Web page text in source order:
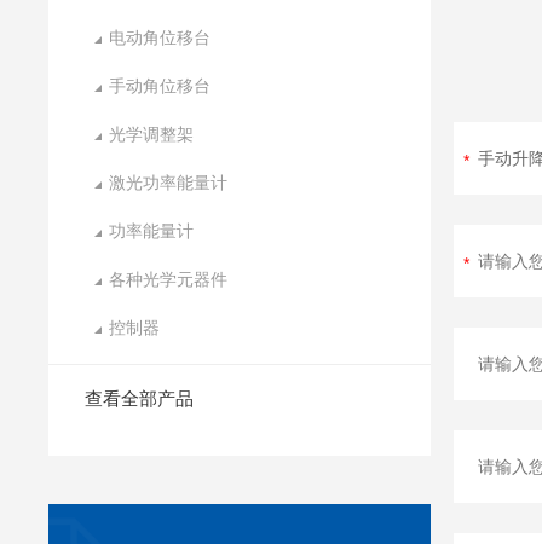
电动角位移台
手动角位移台
光学调整架
激光功率能量计
功率能量计
各种光学元器件
控制器
查看全部产品